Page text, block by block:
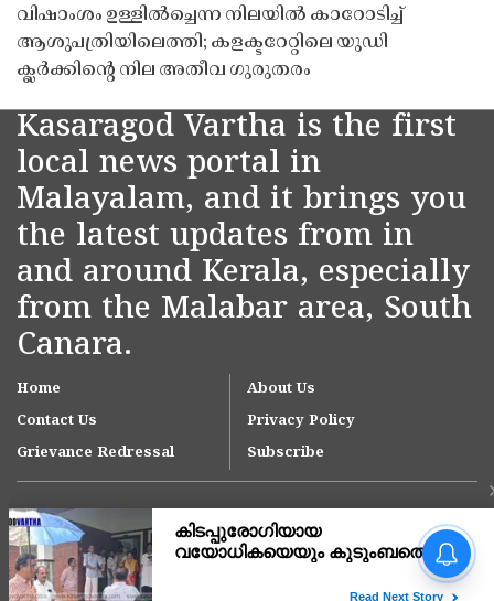
വിഷാംശം ഉള്ളിൽച്ചെന്ന നിലയിൽ കാറോടിച്ച്
ആശുപത്രിയിലെത്തി; കളക്ടറേറ്റിലെ യുഡി
ക്ലർക്കിൻ്റെ നില അതീവ ഗുരുതരം
Kasaragod Vartha is the first
local news portal in
Malayalam, and it brings you
the latest updates from in
and around Kerala, especially
from the Malabar area, South
Canara.
Home
About Us
Contact Us
Privacy Policy
Grievance Redressal
Subscribe
അർജുൻ ആയങ്കിയുടെ
അറസ്റ്റ് നാടകീയ